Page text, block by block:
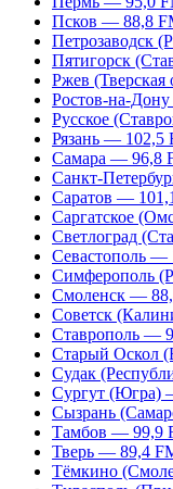
Псков — 88,8
Петрозаводск
Пятигорск
Ржев
Ростов-на-
Русское
Рязань — 102,5
Самара — 96,8
Санкт-
Саратов —
Саргатское
Светлоград
Севастополь —
Симферополь
Смоленск —
Советск
Ставрополь —
Старый Оскол
Судак
Сургут (Югра)
Сызрань
Тамбов — 99,9
Тверь — 89,4
Тёмкино